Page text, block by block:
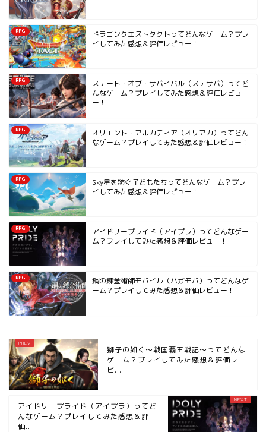
RPG
ドラゴンクエストタクトってどんなゲーム？プレ
イしてみた感想＆評価レビュー！
RPG
ステート・オブ・サバイバル（ステサバ）ってど
んなゲーム？プレイしてみた感想＆評価レビュ
ー！
RPG
オリエント・アルカディア（オリアカ）ってどん
なゲーム？プレイしてみた感想＆評価レビュー！
RPG
Sky星を紡ぐ子どもたちってどんなゲーム？プレ
イしてみた感想＆評価レビュー！
RPG
アイドリープライド（アイプラ）ってどんなゲー
ム？プレイしてみた感想＆評価レビュー！
RPG
鋼の錬金術師モバイル（ハガモバ）ってどんなゲ
ーム？プレイしてみた感想＆評価レビュー！
獅子の如く～戦国覇王戦記～ってどんな
ゲーム？プレイしてみた感想＆評価レ
ビ...
アイドリープライド（アイプラ）ってど
んなゲーム？プレイしてみた感想＆評
価...